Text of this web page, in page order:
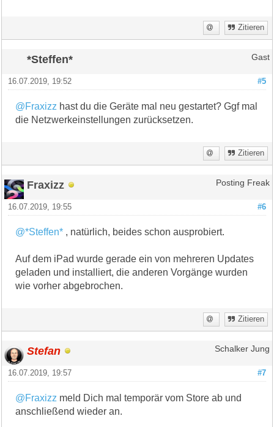
Zitieren
*Steffen* Gast
#5
16.07.2019, 19:52
@Fraxizz hast du die Geräte mal neu gestartet? Ggf mal
die Netzwerkeinstellungen zurücksetzen.
Zitieren
Fraxizz Posting Freak
#6
16.07.2019, 19:55
@*Steffen* , natürlich, beides schon ausprobiert.
Auf dem iPad wurde gerade ein von mehreren Updates
geladen und installiert, die anderen Vorgänge wurden
wie vorher abgebrochen.
Zitieren
Stefan Schalker Jung
#7
16.07.2019, 19:57
@Fraxizz meld Dich mal temporär vom Store ab und
anschließend wieder an.